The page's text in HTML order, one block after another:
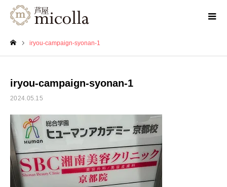
iryou-campaign-syonan-1
iryou-campaign-syonan-1
2024.05.15